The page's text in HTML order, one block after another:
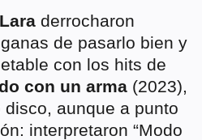
Lara derrocharon
de pasarlo bien y
con los hits de
con un arma (2023),
aunque a punto
interpretaron “Modo